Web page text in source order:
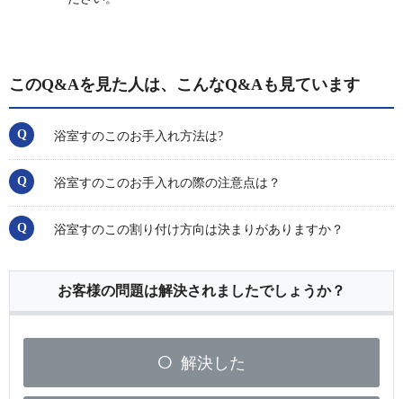
このQ&Aを見た人は、こんなQ&Aも見ています
浴室すのこのお手入れ方法は?
浴室すのこのお手入れの際の注意点は？
浴室すのこの割り付け方向は決まりがありますか？
お客様の問題は解決されましたでしょうか？
解決した